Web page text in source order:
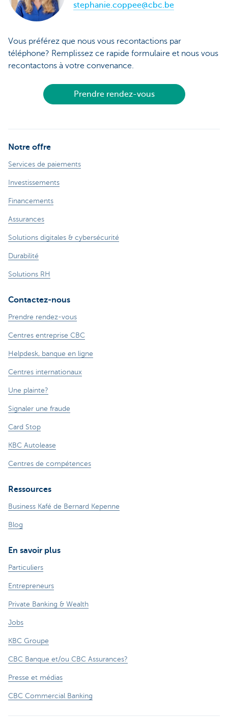
stephanie.coppee@cbc.be
Vous préférez que nous vous recontactions par
téléphone? Remplissez ce rapide formulaire et nous vous
recontactons à votre convenance.
Prendre rendez-vous
Notre offre
Services de paiements
Investissements
Financements
Assurances
Solutions digitales & cybersécurité
Durabilité
Solutions RH
Contactez-nous
Prendre rendez-vous
Centres entreprise CBC
Helpdesk, banque en ligne
Centres internationaux
Une plainte?
Signaler une fraude
Card Stop
KBC Autolease
Centres de compétences
Ressources
Business Kafé de Bernard Kepenne
Blog
En savoir plus
Particuliers
Entrepreneurs
Private Banking & Wealth
Jobs
KBC Groupe
CBC Banque et/ou CBC Assurances?
Presse et médias
CBC Commercial Banking